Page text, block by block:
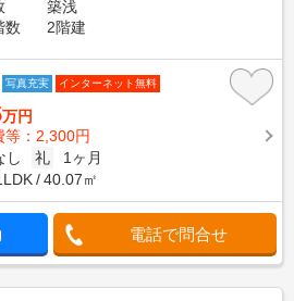
築浅
数
2階建
写真充実 インターネット無料
万円
等：2,300円
し 礼
1ヶ月
40.07㎡
電話で問合せ